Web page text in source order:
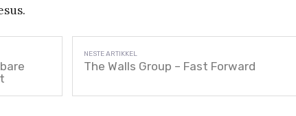
The Walls Group – Fast Forward